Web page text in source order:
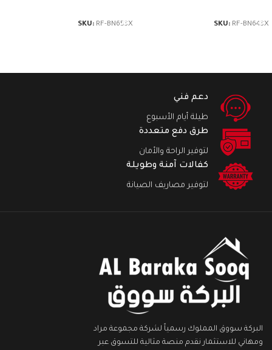
SKU: RF-BN643X
SKU: RF-BN653X
دعم فني
طيلة أيام الأسبوع
طرق دفع متعددة
لتوفير الراحة والأمان
كفالات آمنة وطويلة
لتوفير مصاريف الصيانة
البركة سووق المملوك رسمياً لشركة مجموعة مراد
ومهاني للاستثمار نقدم منصة مثالية للتسوق عبر